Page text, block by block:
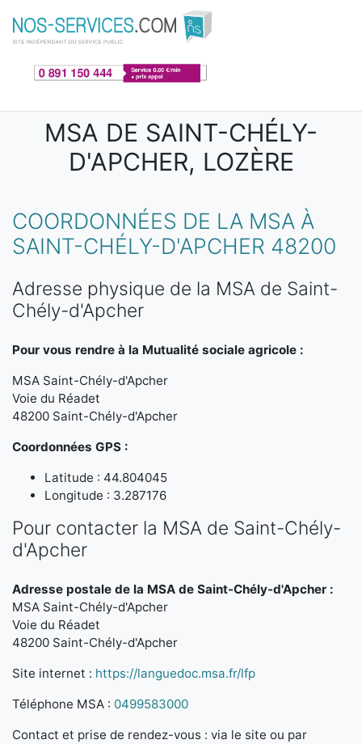
Aller au contenu principal
MSA DE SAINT-CHÉLY-
D'APCHER, LOZÈRE
COORDONNÉES DE LA MSA À
SAINT-CHÉLY-D'APCHER 48200
Adresse physique de la MSA de Saint-
Chély-d'Apcher
Pour vous rendre à la Mutualité sociale agricole :
MSA Saint-Chély-d'Apcher
Voie du Réadet
48200 Saint-Chély-d'Apcher
Coordonnées GPS :
Latitude : 44.804045
Longitude : 3.287176
Pour contacter la MSA de Saint-Chély-
d'Apcher
Adresse postale de la MSA de Saint-Chély-d'Apcher :
MSA Saint-Chély-d'Apcher
Voie du Réadet
48200 Saint-Chély-d'Apcher
Site internet : https://languedoc.msa.fr/lfp
Téléphone MSA : 0499583000
Contact et prise de rendez-vous : via le site ou par